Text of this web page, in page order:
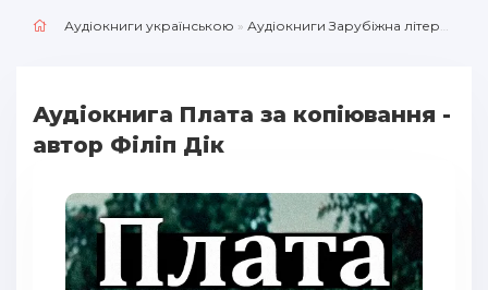
Аудіокниги українською » Аудіокниги Зарубіжна література
Аудіокнига Плата за копіювання -
автор Філіп Дік